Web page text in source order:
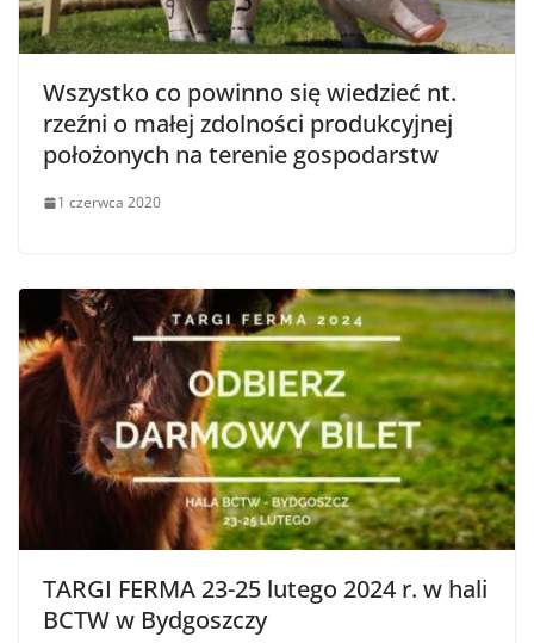
Wszystko co powinno się wiedzieć nt.
rzeźni o małej zdolności produkcyjnej
położonych na terenie gospodarstw
1 czerwca 2020
TARGI FERMA 23-25 lutego 2024 r. w hali
BCTW w Bydgoszczy